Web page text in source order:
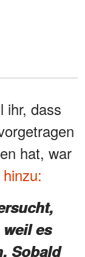
ihr, dass
hat, war
es
Sobald